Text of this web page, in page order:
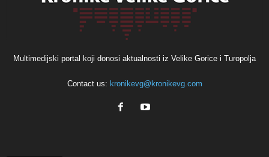
Multimedijski portal koji donosi aktualnosti iz Velike Gorice i Turopolja
Contact us: kronikevg@kronikevg.com